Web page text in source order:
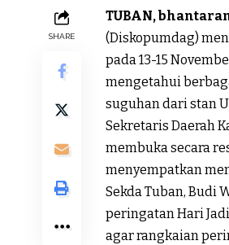
SHARE
TUBAN,
(Diskopumdag)
pada 13-15
mengetahui
suguhan dari stan
Sekretaris Daerah
membuka secara
menyempatkan
Sekda Tuban, Budi
peringatan Hari
agar rangkaian